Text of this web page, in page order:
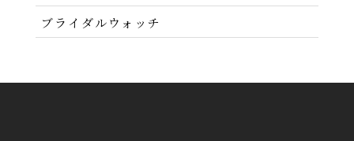
ブライダルウォッチ